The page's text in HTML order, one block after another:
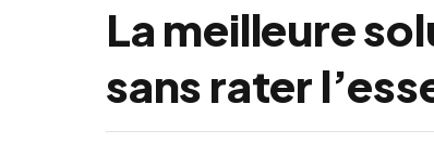
La meilleure
sans rater